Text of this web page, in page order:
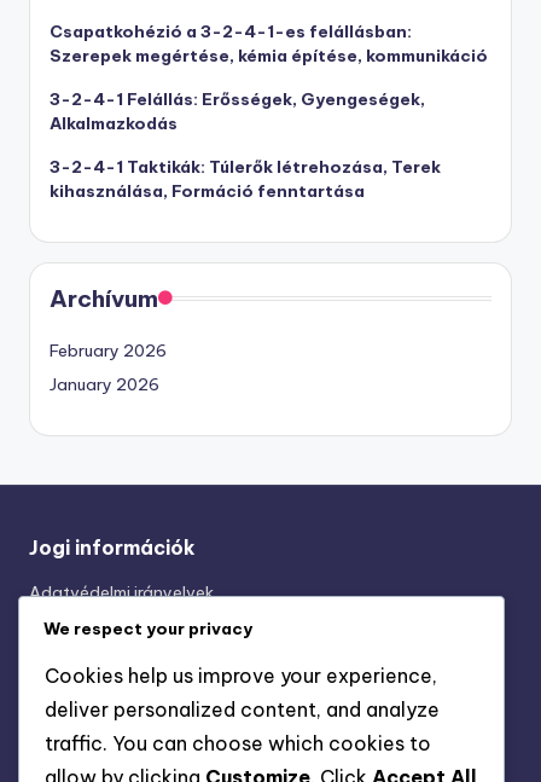
Csapatkohézió a 3-2-4-1-es felállásban:
Szerepek megértése, kémia építése, kommunikáció
3-2-4-1 Felállás: Erősségek, Gyengeségek,
Alkalmazkodás
3-2-4-1 Taktikák: Túlerők létrehozása, Terek
kihasználása, Formáció fenntartása
Archívum
February 2026
January 2026
Jogi információk
Adatvédelmi irányelvek
Történetünk
Általános szerződési feltételek
Lépjen kapcsolatba velünk
We respect your privacy
Cookies help us improve your experience,
deliver personalized content, and analyze
traffic. You can choose which cookies to